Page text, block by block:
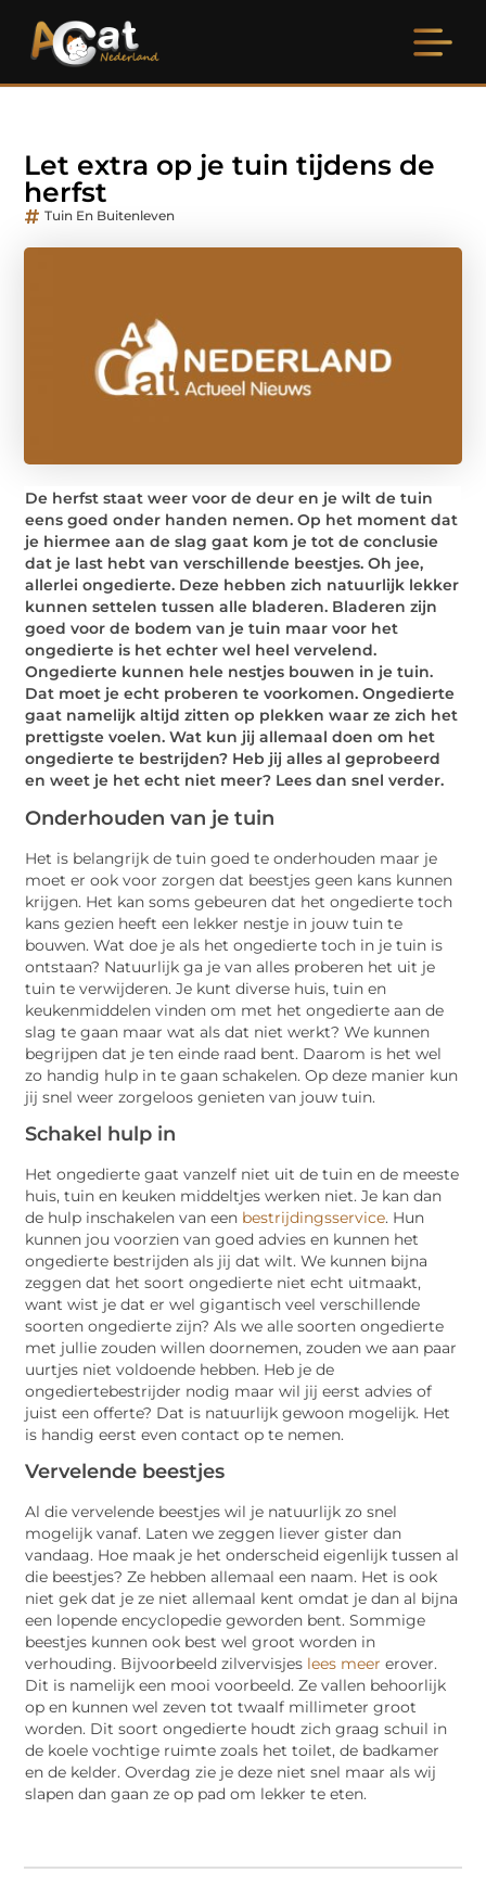
Let extra op je tuin tijdens de
herfst
Tuin En Buitenleven
De herfst staat weer voor de deur en je wilt de tuin
eens goed onder handen nemen. Op het moment dat
je hiermee aan de slag gaat kom je tot de conclusie
dat je last hebt van verschillende beestjes. Oh jee,
allerlei ongedierte. Deze hebben zich natuurlijk lekker
kunnen settelen tussen alle bladeren. Bladeren zijn
goed voor de bodem van je tuin maar voor het
ongedierte is het echter wel heel vervelend.
Ongedierte kunnen hele nestjes bouwen in je tuin.
Dat moet je echt proberen te voorkomen. Ongedierte
gaat namelijk altijd zitten op plekken waar ze zich het
prettigste voelen. Wat kun jij allemaal doen om het
ongedierte te bestrijden? Heb jij alles al geprobeerd
en weet je het echt niet meer? Lees dan snel verder.
Onderhouden van je tuin
Het is belangrijk de tuin goed te onderhouden maar je
moet er ook voor zorgen dat beestjes geen kans kunnen
krijgen. Het kan soms gebeuren dat het ongedierte toch
kans gezien heeft een lekker nestje in jouw tuin te
bouwen. Wat doe je als het ongedierte toch in je tuin is
ontstaan? Natuurlijk ga je van alles proberen het uit je
tuin te verwijderen. Je kunt diverse huis, tuin en
keukenmiddelen vinden om met het ongedierte aan de
slag te gaan maar wat als dat niet werkt? We kunnen
begrijpen dat je ten einde raad bent. Daarom is het wel
zo handig hulp in te gaan schakelen. Op deze manier kun
jij snel weer zorgeloos genieten van jouw tuin.
Schakel hulp in
Het ongedierte gaat vanzelf niet uit de tuin en de meeste
huis, tuin en keuken middeltjes werken niet. Je kan dan
de hulp inschakelen van een bestrijdingsservice. Hun
kunnen jou voorzien van goed advies en kunnen het
ongedierte bestrijden als jij dat wilt. We kunnen bijna
zeggen dat het soort ongedierte niet echt uitmaakt,
want wist je dat er wel gigantisch veel verschillende
soorten ongedierte zijn? Als we alle soorten ongedierte
met jullie zouden willen doornemen, zouden we aan paar
uurtjes niet voldoende hebben. Heb je de
ongediertebestrijder nodig maar wil jij eerst advies of
juist een offerte? Dat is natuurlijk gewoon mogelijk. Het
is handig eerst even contact op te nemen.
Vervelende beestjes
Al die vervelende beestjes wil je natuurlijk zo snel
mogelijk vanaf. Laten we zeggen liever gister dan
vandaag. Hoe maak je het onderscheid eigenlijk tussen al
die beestjes? Ze hebben allemaal een naam. Het is ook
niet gek dat je ze niet allemaal kent omdat je dan al bijna
een lopende encyclopedie geworden bent. Sommige
beestjes kunnen ook best wel groot worden in
verhouding. Bijvoorbeeld zilvervisjes lees meer erover.
Dit is namelijk een mooi voorbeeld. Ze vallen behoorlijk
op en kunnen wel zeven tot twaalf millimeter groot
worden. Dit soort ongedierte houdt zich graag schuil in
de koele vochtige ruimte zoals het toilet, de badkamer
en de kelder. Overdag zie je deze niet snel maar als wij
slapen dan gaan ze op pad om lekker te eten.